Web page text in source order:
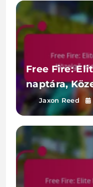
Free Fire:
naptára,
DíjakJaxon Reed